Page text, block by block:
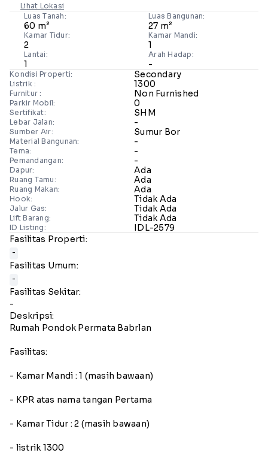
Lihat Lokasi
Luas Tanah:
60 m²
Luas Bangunan:
27 m²
Kamar Tidur:
2
Kamar Mandi:
1
Lantai:
1
Arah Hadap:
-
Kondisi Properti: Secondary
Listrik : 1300
Furnitur : Non Furnished
Parkir Mobil: 0
Sertifikat: SHM
Lebar Jalan: -
Sumber Air: Sumur Bor
Material Bangunan: -
Tema: -
Pemandangan: -
Dapur: Ada
Ruang Tamu: Ada
Ruang Makan: Ada
Hook: Tidak Ada
Jalur Gas: Tidak Ada
Lift Barang: Tidak Ada
ID Listing:
IDL-2579
Fasilitas Properti:
-
Fasilitas Umum:
-
Fasilitas Sekitar:
-
Deskripsi:
Rumah Pondok Permata Babrlan
Fasilitas:
- Kamar Mandi : 1 (masih bawaan)
- KPR atas nama tangan Pertama
- Kamar Tidur : 2 (masih bawaan)
- listrik 1300